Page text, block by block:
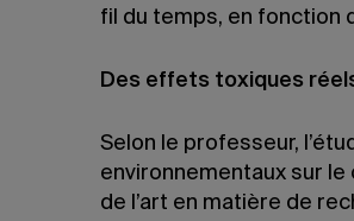
fil du temps, en fonction
Des effets toxiques
Selon le professeur,
environnementaux sur
de l’art en matière de